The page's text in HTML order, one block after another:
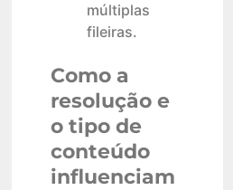
múltiplas
fileiras.
Como a
resolução e
o tipo de
conteúdo
influenciam